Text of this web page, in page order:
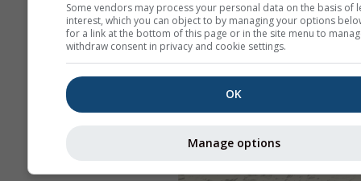
Some vendors may process your personal data on the basis of
interest, which you can object to by managing your options
for a link at the bottom of this page or in the site menu to
withdraw consent in privacy and cookie settings.
OK
Manage options